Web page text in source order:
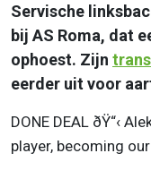
Servische
bij AS Roma, dat
ophoest. Zijn
eerder uit voor
DONE DEAL ðŸ“‹
player, becoming